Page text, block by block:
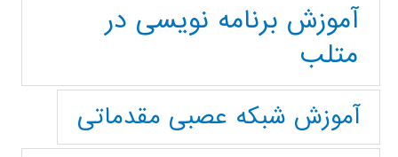
آموزش برنامه نویسی در
متلب
آموزش شبکه عصبی مقدماتی